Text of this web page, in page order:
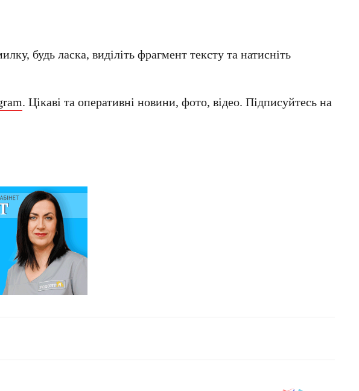
будь ласка, виділіть фрагмент тексту та натисніть
. Цікаві та оперативні новини, фото, відео. Підписуйтесь на